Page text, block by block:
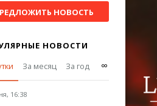
НОВОСТЬ
НОВОСТИ
За месяц За год ∞
16:38